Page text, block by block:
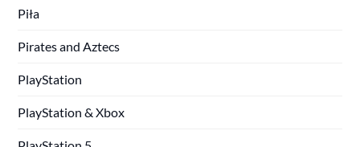
Piła
Pirates and Aztecs
PlayStation
PlayStation & Xbox